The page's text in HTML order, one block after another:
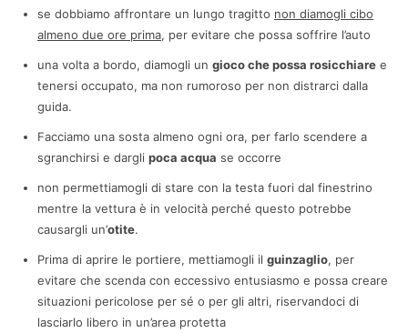
se dobbiamo affrontare un lungo tragitto non diamogli cibo
almeno due ore prima, per evitare che possa soffrire l’auto
una volta a bordo, diamogli un gioco che possa rosicchiare e
tenersi occupato, ma non rumoroso per non distrarci dalla
guida.
Facciamo una sosta almeno ogni ora, per farlo scendere a
sgranchirsi e dargli poca acqua se occorre
non permettiamogli di stare con la testa fuori dal finestrino
mentre la vettura è in velocità perché questo potrebbe
causargli un’otite.
Prima di aprire le portiere, mettiamogli il guinzaglio, per
evitare che scenda con eccessivo entusiasmo e possa creare
situazioni pericolose per sé o per gli altri, riservandoci di
lasciarlo libero in un’area protetta